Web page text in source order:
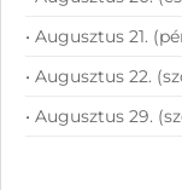
802.11ax WiFi,
Kategória:Otthoni,
Gyártó: Acer
• Augusztus 21.
• Augusztus 22.
• Augusztus 29.